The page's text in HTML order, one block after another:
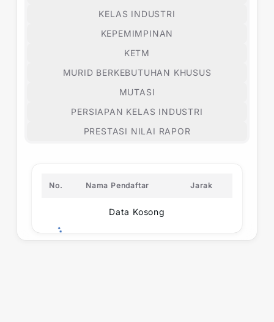
KELAS INDUSTRI
KEPEMIMPINAN
KETM
MURID BERKEBUTUHAN KHUSUS
MUTASI
PERSIAPAN KELAS INDUSTRI
PRESTASI NILAI RAPOR
No. Nama Pendaftar Jarak
Data Kosong